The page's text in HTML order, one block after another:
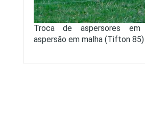
Troca de aspersores
aspersão em malha (Tifton 85)